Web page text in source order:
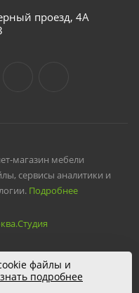
проезд, 4А
магазин мебели
сервисы аналитики и
Подробнее
файлы и
подробнее